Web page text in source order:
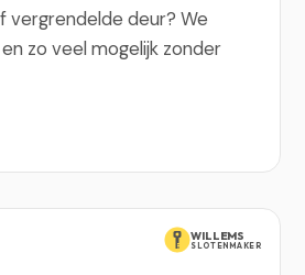
vergrendelde deur? We
zo veel mogelijk zonder
WILLEMS
SLOTENMAKER